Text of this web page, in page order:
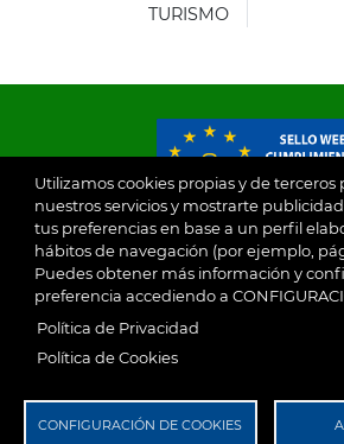
Utilizamos cookies propias y de terceros
nuestros servicios y mostrarte
tus preferencias en base a un perfil
hábitos de navegación (por ejemplo,
Puedes obtener más información y
preferencia accediendo a
Política de Privacidad
Política de Cookies
CONFIGURACIÓN DE COOKIES
TURISMO
© 2026
Ayuntamiento de Villaseca de la